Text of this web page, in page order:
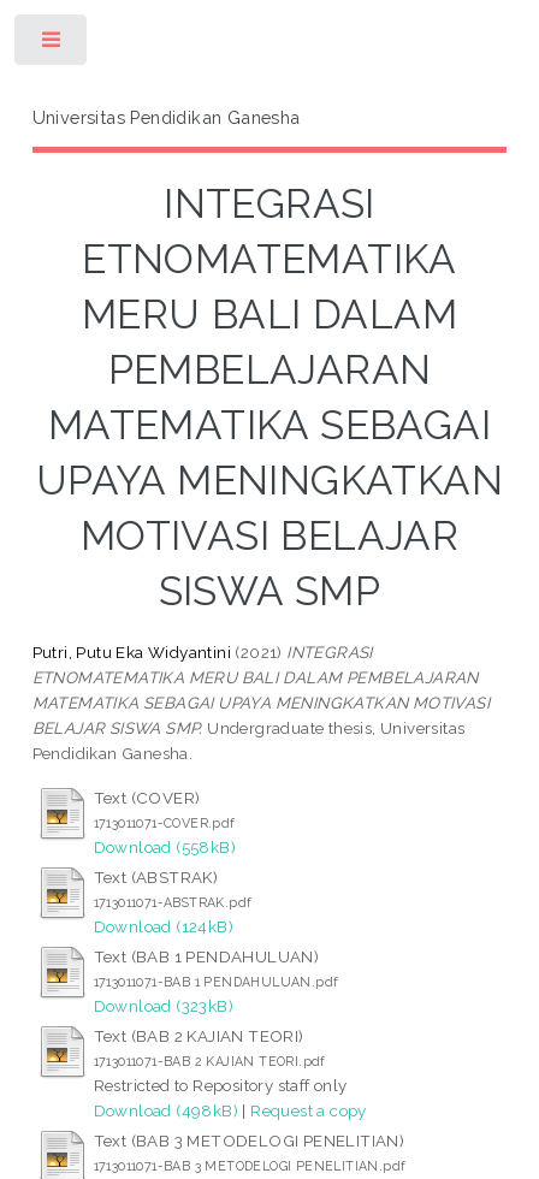
Universitas Pendidikan Ganesha
INTEGRASI
ETNOMATEMATIKA
MERU BALI DALAM
PEMBELAJARAN
MATEMATIKA SEBAGAI
UPAYA MENINGKATKAN
MOTIVASI BELAJAR
SISWA SMP
Putri, Putu Eka Widyantini (2021) INTEGRASI
ETNOMATEMATIKA MERU BALI DALAM PEMBELAJARAN
MATEMATIKA SEBAGAI UPAYA MENINGKATKAN MOTIVASI
BELAJAR SISWA SMP. Undergraduate thesis, Universitas
Pendidikan Ganesha.
Text (COVER)
1713011071-COVER.pdf
Download (558kB)
Text (ABSTRAK)
1713011071-ABSTRAK.pdf
Download (124kB)
Text (BAB 1 PENDAHULUAN)
1713011071-BAB 1 PENDAHULUAN.pdf
Download (323kB)
Text (BAB 2 KAJIAN TEORI)
1713011071-BAB 2 KAJIAN TEORI.pdf
Restricted to Repository staff only
Download (498kB) | Request a copy
Text (BAB 3 METODELOGI PENELITIAN)
1713011071-BAB 3 METODELOGI PENELITIAN.pdf